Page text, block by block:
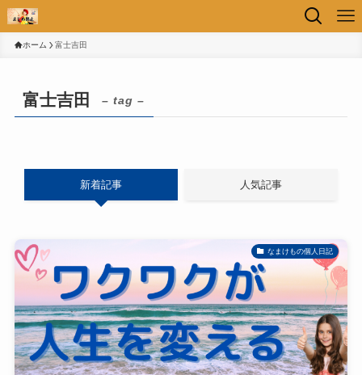
ホーム 富士吉田
富士吉田 – tag –
新着記事 人気記事
なまけもの個人日記